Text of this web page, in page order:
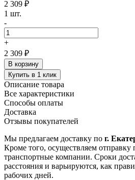
2 309 ₽
1 шт.
-
+
2 309 ₽
В корзину
Купить в 1 клик
Описание товара
Все характеристики
Способы оплаты
Доставка
Отзывы покупателей
Мы предлагаем доставку по г.
Кроме того, осуществляем отправку
транспортные компании. Сроки
расстояния и варьируются, как
рабочих дней.